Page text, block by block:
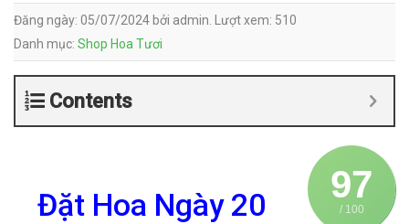
Đăng ngày: 05/07/2024 bởi admin. Lượt xem: 510
Danh mục: Shop Hoa Tươi
Contents
97
/ 100
Đặt Hoa Ngày 20